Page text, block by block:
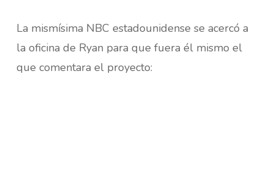
La mismísima NBC estadounidense se acercó a
la oficina de Ryan para que fuera él mismo el
que comentara el proyecto: